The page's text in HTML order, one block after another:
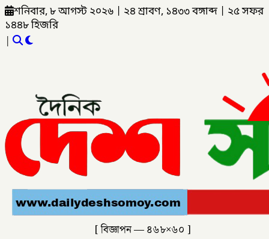
শনিবার, ৮ আগস্ট ২০২৬ ২৪ শ্রাবণ, ১৪৩৩ বঙ্গাব্দ
২৫ সফর
১৪৪৮ হিজরি
|
[ বিজ্ঞাপন — ৪৬৮×৬০ ]